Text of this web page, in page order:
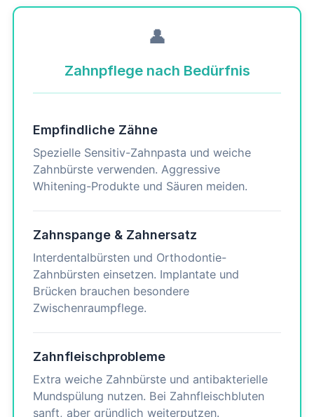
👤
Zahnpflege nach Bedürfnis
Empfindliche Zähne
Spezielle Sensitiv-Zahnpasta und weiche
Zahnbürste verwenden. Aggressive
Whitening-Produkte und Säuren meiden.
Zahnspange & Zahnersatz
Interdentalbürsten und Orthodontie-
Zahnbürsten einsetzen. Implantate und
Brücken brauchen besondere
Zwischenraumpflege.
Zahnfleischprobleme
Extra weiche Zahnbürste und antibakterielle
Mundspülung nutzen. Bei Zahnfleischbluten
sanft, aber gründlich weiterputzen.